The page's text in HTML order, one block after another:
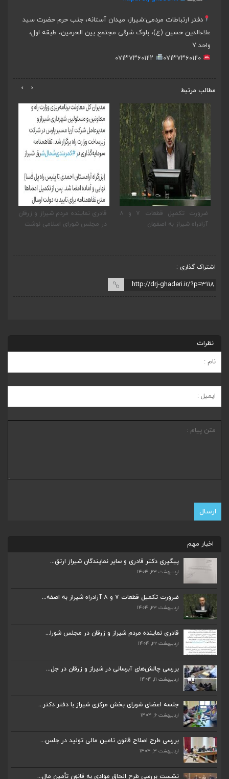
دفتر ارتباطات مردمی:شیراز، میدان آستانه، جنب حرم حضرت سید
علاءالدین حسین (ع)، بلوک شرقی مجتمع بین الحرمین، طبقه اول،
واحد ۷
مطالب مرتبط
ضرورت تکمیل قطعات ۷ و ۸
آزادراه شیراز به اصفهان
قادری نماینده مردم شیراز و زرقان
در مجلس شورای اسلامی نوشت
‹
›
اشتراک گذاری :
نظرات
اخبار مهم
پیگیری دکتر قادری و سایر نمایندگان شیراز ارتق...
اردیبهشت ۲۳, ۱۴۰۴
ضرورت تکمیل قطعات ۷ و ۸ آزادراه شیراز به اصفه...
اردیبهشت ۲۳, ۱۴۰۴
قادری نماینده مردم شیراز و زرقان در مجلس شورا...
اردیبهشت ۲۲, ۱۴۰۴
بررسی چالش‌های آبرسانی در شیراز و زرقان در جل...
اردیبهشت ۱۱, ۱۴۰۴
جلسه اعضای شورای بخش مرکزی شیراز با دفتر دکتر...
اردیبهشت ۶, ۱۴۰۴
بررسی طرح اصلاح قانون تامین مالی تولید در جلس...
اردیبهشت ۳, ۱۴۰۴
نشست بررسی طرح الحاق موادی به قانون تأمین مال...
ضرورت تکمیل قطعات ۷ و ۸ آزادراه شیراز به اصفه...
اردیبهشت ۲۳, ۱۴۰۴
قادری نماینده مردم شیراز و زرقان در مجلس شورا...
بررسی چالش‌های آبرسانی در شیراز و زرقان در جل...
جلسه اعضای شورای بخش مرکزی شیراز با دفتر دکتر...
پیگیری دکتر قادری و سایر نمایندگان شیراز ارتق...
اردیبهشت ۲۳, ۱۴۰۴
ضرورت تکمیل قطعات ۷ و ۸ آزادراه شیراز به اصفه...
اردیبهشت ۲۳, ۱۴۰۴